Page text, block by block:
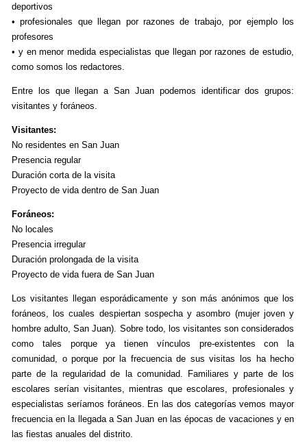
deportivos
• profesionales que llegan por razones de trabajo, por ejemplo los
profesores
• y en menor medida especialistas que llegan por razones de estudio,
como somos los redactores.
Entre los que llegan a San Juan podemos identificar dos grupos:
visitantes y foráneos.
Visitantes:
No residentes en San Juan
Presencia regular
Duración corta de la visita
Proyecto de vida dentro de San Juan
Foráneos:
No locales
Presencia irregular
Duración prolongada de la visita
Proyecto de vida fuera de San Juan
Los visitantes llegan esporádicamente y son más anónimos que los
foráneos, los cuales despiertan sospecha y asombro (mujer joven y
hombre adulto, San Juan). Sobre todo, los visitantes son considerados
como tales porque ya tienen vínculos pre-existentes con la
comunidad, o porque por la frecuencia de sus visitas los ha hecho
parte de la regularidad de la comunidad. Familiares y parte de los
escolares serían visitantes, mientras que escolares, profesionales y
especialistas seríamos foráneos. En las dos categorías vemos mayor
frecuencia en la llegada a San Juan en las épocas de vacaciones y en
las fiestas anuales del distrito.